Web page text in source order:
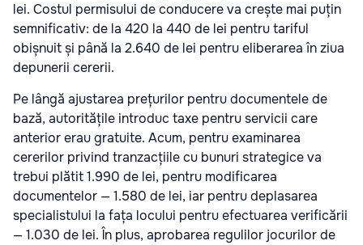
lei. Costul permisului de conducere va crește mai puțin
semnificativ: de la 420 la 440 de lei pentru tariful
obișnuit și până la 2.640 de lei pentru eliberarea în ziua
depunerii cererii.
Pe lângă ajustarea prețurilor pentru documentele de
bază, autoritățile introduc taxe pentru servicii care
anterior erau gratuite. Acum, pentru examinarea
cererilor privind tranzacțiile cu bunuri strategice va
trebui plătit 1.990 de lei, pentru modificarea
documentelor — 1.580 de lei, iar pentru deplasarea
specialistului la fața locului pentru efectuarea verificării
— 1.030 de lei. În plus, aprobarea regulilor jocurilor de